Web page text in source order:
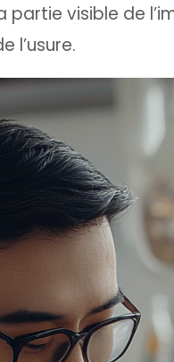
visible de
l’usure.